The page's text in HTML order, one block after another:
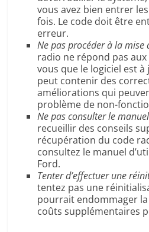
vous avez bien entrer
fois. Le code doit être
erreur.
Ne pas procéder à la
radio ne répond pas
vous que le logiciel est
peut contenir des
améliorations qui
problème de non-
Ne pas consulter le
recueillir des conseils
récupération du code
consultez le manuel
Ford.
Tenter d’effectuer une
tentez pas une
pourrait endommager
coûts supplémentaires